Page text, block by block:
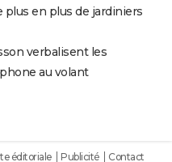
plus en plus de jardiniers
verbalisent les
au volant
éditoriale Publicité Contact